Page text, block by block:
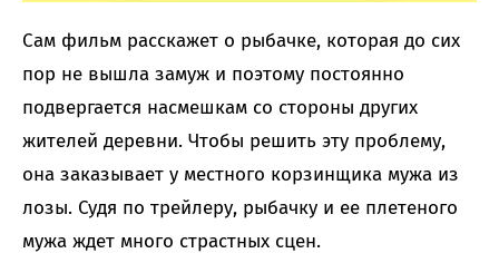
Сам фильм расскажет о рыбачке, которая до сих
пор не вышла замуж и поэтому постоянно
подвергается насмешкам со стороны других
жителей деревни. Чтобы решить эту проблему,
она заказывает у местного корзинщика мужа из
лозы. Судя по трейлеру, рыбачку и ее плетеного
мужа ждет много страстных сцен.